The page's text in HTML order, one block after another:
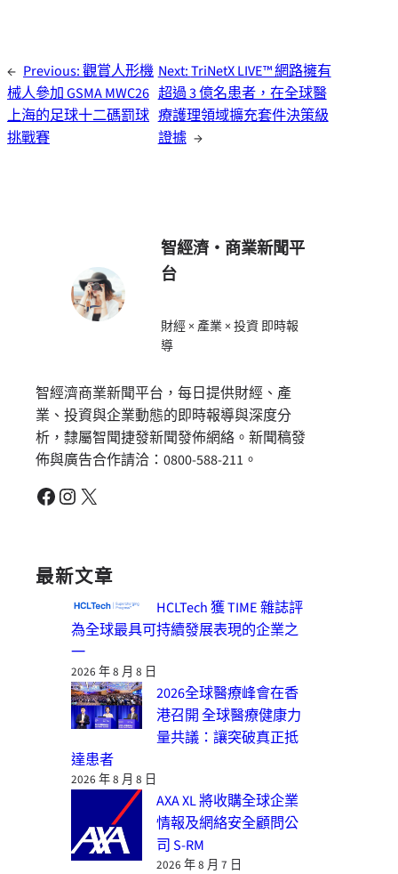
← Previous:觀賞人形機
械人參加 GSMA MWC26
上海的足球十二碼罰球
挑戰賽
Next:TriNetX LIVE™ 網路擁有
超過 3 億名患者，在全球醫
療護理領域擴充套件決策級
證據 →
智經濟・商業新聞平
台
財經 × 產業 × 投資 即時報
導
智經濟商業新聞平台，每日提供財經、產
業、投資與企業動態的即時報導與深度分
析，隸屬智聞捷發新聞發佈網絡。新聞稿發
佈與廣告合作請洽：0800-588-211。
Facebook Instagram X
最新文章
HCLTech 獲 TIME 雜誌評
為全球最具可持續發展表現的企業之
一
2026 年 8 月 8 日
2026全球醫療峰會在香
港召開 全球醫療健康力
量共議：讓突破真正抵
達患者
2026 年 8 月 8 日
AXA XL 將收購全球企業
情報及網絡安全顧問公
司 S-RM
2026 年 8 月 7 日